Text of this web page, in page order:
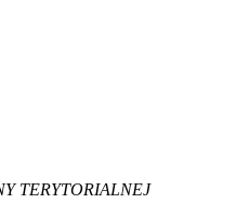
TERYTORIALNEJ